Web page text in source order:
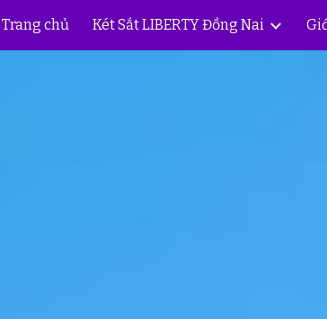
to main content
Trang chủ Két Sắt LIBERTY Đồng Nai